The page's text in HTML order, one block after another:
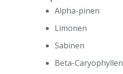
Alpha-pinen
Limonen
Sabinen
Beta-Caryophyllen